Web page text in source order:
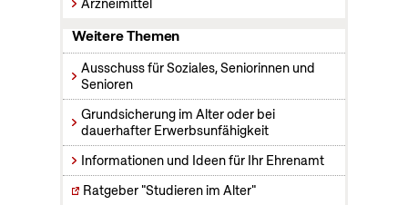
Arzneimittel
Weitere Themen
Ausschuss für Soziales, Seniorinnen und
Senioren
Grundsicherung im Alter oder bei
dauerhafter Erwerbsunfähigkeit
Informationen und Ideen für Ihr Ehrenamt
Ratgeber "Studieren im Alter"